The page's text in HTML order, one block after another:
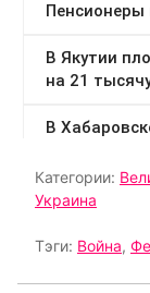
Категории:
Украина
Тэги: Война,